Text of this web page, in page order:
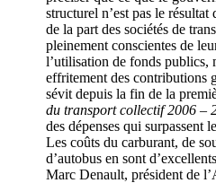
structurel n’est pas le résultat
de la part des sociétés de
pleinement conscientes de
l’utilisation de fonds publics,
effritement des contributions
sévit depuis la fin de la
du transport collectif 2006 –
des dépenses qui surpassent
Les coûts du carburant, de
d’autobus en sont
Marc Denault, président de